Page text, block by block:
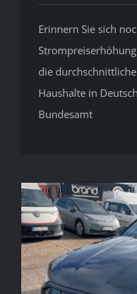
Erinnern Sie sich
die
Haushalte in
Bundesamt